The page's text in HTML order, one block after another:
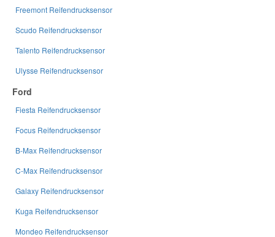
Freemont Reifendrucksensor
Scudo Reifendrucksensor
Talento Reifendrucksensor
Ulysse Reifendrucksensor
Ford
Fiesta Reifendrucksensor
Focus Reifendrucksensor
B-Max Reifendrucksensor
C-Max Reifendrucksensor
Galaxy Reifendrucksensor
Kuga Reifendrucksensor
Mondeo Reifendrucksensor